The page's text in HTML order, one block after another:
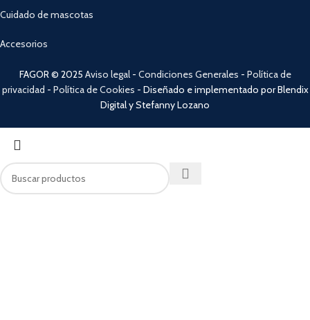
Cuidado de mascotas
Accesorios
FAGOR © 2025 Aviso legal- Condiciones Generales - Política de
privacidad - Política de Cookies - Diseñado e implementado por Blendix
Digital y Stefanny Lozano